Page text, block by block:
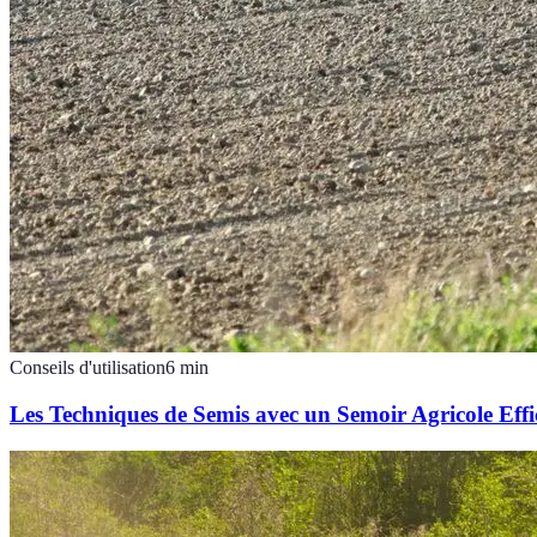
Conseils d'utilisation6 min
Les Techniques de Semis avec un Semoir Agricole